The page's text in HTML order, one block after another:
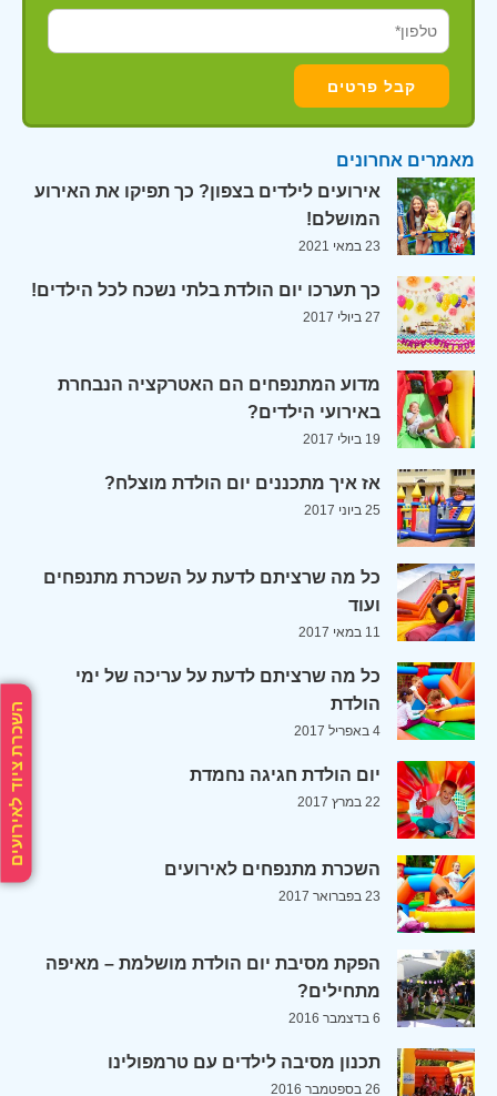
השכרת ציוד לאירועים
מאמרים אחרונים
אירועים לילדים בצפון? כך תפיקו את האירוע
המושלם!
23 במאי 2021
כך תערכו יום הולדת בלתי נשכח לכל הילדים!
27 ביולי 2017
מדוע המתנפחים הם האטרקציה הנבחרת
באירועי הילדים?
19 ביולי 2017
אז איך מתכננים יום הולדת מוצלח?
25 ביוני 2017
כל מה שרציתם לדעת על השכרת מתנפחים
ועוד
11 במאי 2017
כל מה שרציתם לדעת על עריכה של ימי
הולדת
4 באפריל 2017
יום הולדת חגיגה נחמדת
22 במרץ 2017
השכרת מתנפחים לאירועים
23 בפברואר 2017
הפקת מסיבת יום הולדת מושלמת – מאיפה
מתחילים?
6 בדצמבר 2016
תכנון מסיבה לילדים עם טרמפולינו
26 בספטמבר 2016